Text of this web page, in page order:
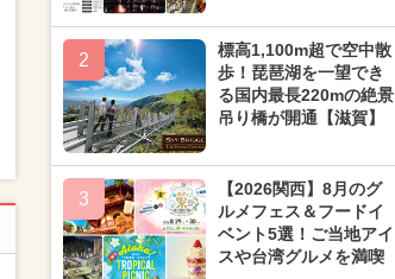
2
標高1,100m超で空中散
歩！琵琶湖を一望でき
る国内最長220mの絶景
吊り橋が開通【滋賀】
3
【2026関西】8月のグ
ルメフェス＆フードイ
ベント5選！ご当地アイ
スや台湾グルメを満喫